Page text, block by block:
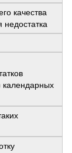
качества
недостатка
календарных